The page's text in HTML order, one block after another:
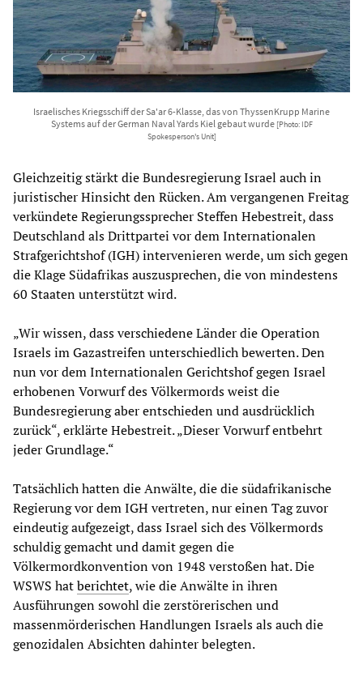
Israelisches Kriegsschiff der Sa'ar 6-Klasse, das von ThyssenKrupp Marine
Systems auf der German Naval Yards Kiel gebaut wurde [Photo: IDF
Spokesperson's Unit]
Gleichzeitig stärkt die Bundesregierung Israel auch in
juristischer Hinsicht den Rücken. Am vergangenen Freitag
verkündete Regierungssprecher Steffen Hebestreit, dass
Deutschland als Drittpartei vor dem Internationalen
Strafgerichtshof (IGH) intervenieren werde, um sich gegen
die Klage Südafrikas auszusprechen, die von mindestens
60 Staaten unterstützt wird.
„Wir wissen, dass verschiedene Länder die Operation
Israels im Gazastreifen unterschiedlich bewerten. Den
nun vor dem Internationalen Gerichtshof gegen Israel
erhobenen Vorwurf des Völkermords weist die
Bundesregierung aber entschieden und ausdrücklich
zurück“, erklärte Hebestreit. „Dieser Vorwurf entbehrt
jeder Grundlage.“
Tatsächlich hatten die Anwälte, die die südafrikanische
Regierung vor dem IGH vertreten, nur einen Tag zuvor
eindeutig aufgezeigt, dass Israel sich des Völkermords
schuldig gemacht und damit gegen die
Völkermordkonvention von 1948 verstoßen hat. Die
WSWS hatberichtet, wie die Anwälte in ihren
Ausführungen sowohl die zerstörerischen und
massenmörderischen Handlungen Israels als auch die
genozidalen Absichten dahinter belegten.